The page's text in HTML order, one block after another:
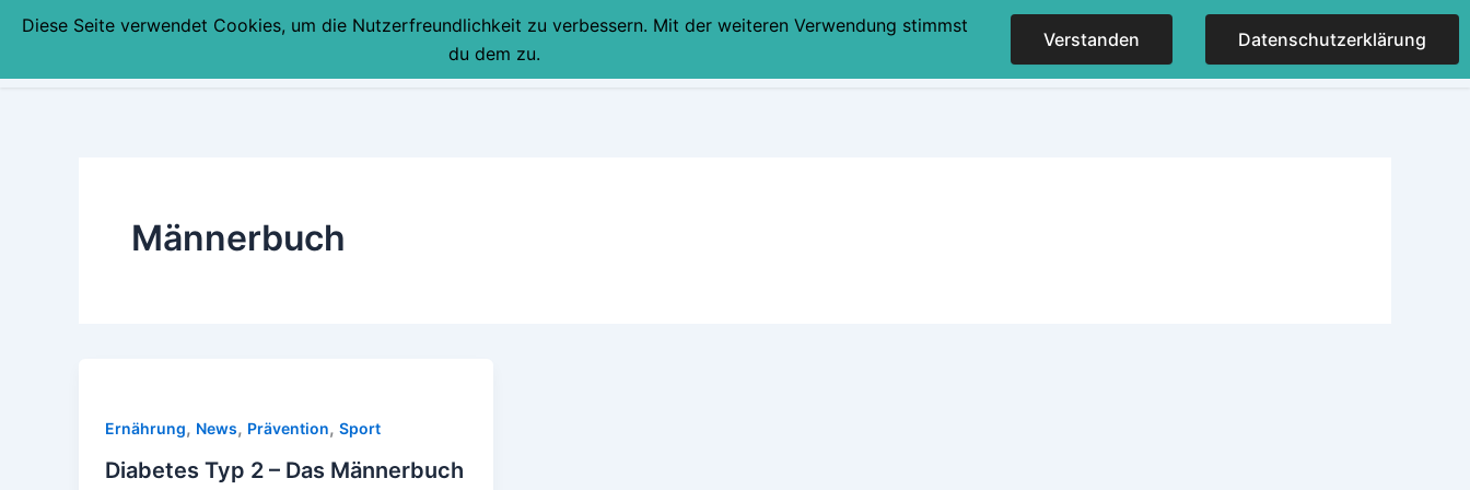
Zum
STARTSEITE KONTAKT IMPRESSUM
Männerbuch
Ernährung, News, Prävention, Sport
Diabetes Typ 2 – Das Männerbuch
Diese Seite verwendet Cookies, um die Nutzerfreundlichkeit zu verbessern. Mit der weiteren Verwendung stimmst
du dem zu.
Verstanden Datenschutzerklärung